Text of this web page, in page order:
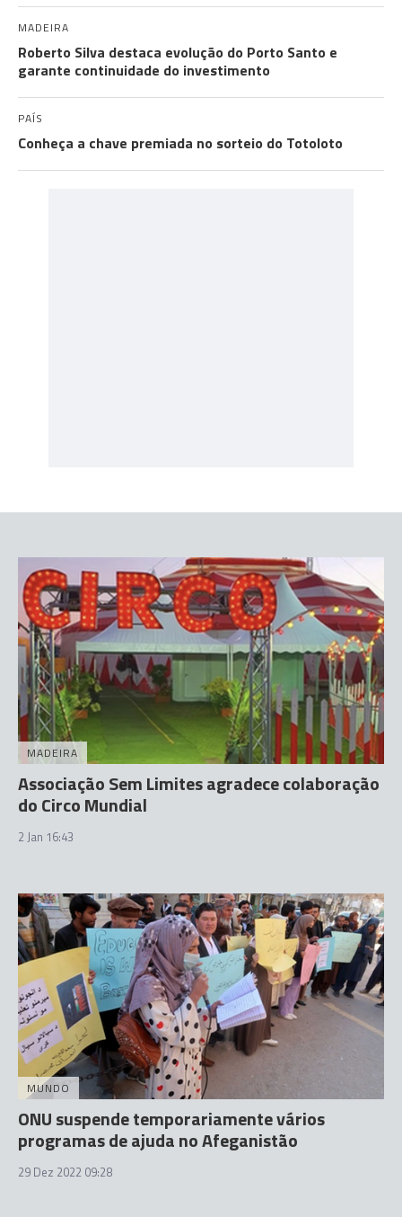
MADEIRA
Roberto Silva destaca evolução do Porto Santo e
garante continuidade do investimento
PAÍS
Conheça a chave premiada no sorteio do Totoloto
MADEIRA
Associação Sem Limites agradece colaboração
do Circo Mundial
2 Jan 16:43
MUNDO
ONU suspende temporariamente vários
programas de ajuda no Afeganistão
29 Dez 2022 09:28